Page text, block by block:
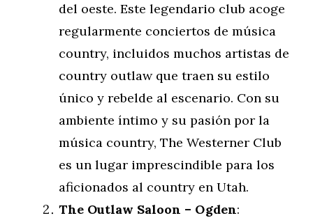
del oeste. Este legendario club acoge
regularmente conciertos de música
country, incluidos muchos artistas de
country outlaw que traen su estilo
único y rebelde al escenario. Con su
ambiente íntimo y su pasión por la
música country, The Westerner Club
es un lugar imprescindible para los
aficionados al country en Utah.
The Outlaw Saloon – Ogden: